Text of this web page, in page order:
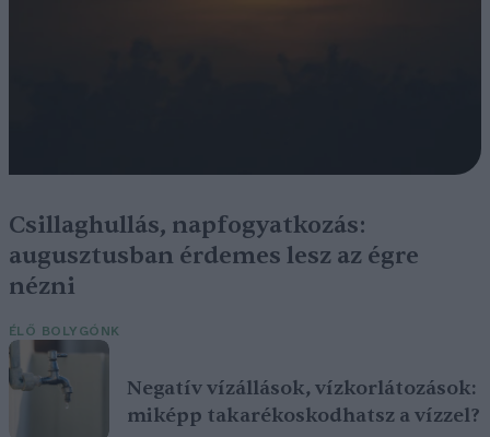
Csillaghullás, napfogyatkozás:
augusztusban érdemes lesz az égre
nézni
ÉLŐ BOLYGÓNK
Negatív vízállások, vízkorlátozások:
miképp takarékoskodhatsz a vízzel?